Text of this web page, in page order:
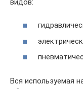
видов:
Вся используемая